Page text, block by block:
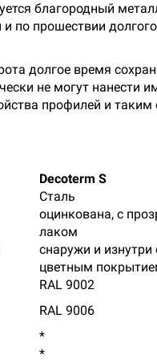
благородный
по прошествии
долгое время
не могут нанести
профилей и
Decoterm S
Сталь
оцинкована, с
лаком
снаружи и
цветным
RAL 9002
RAL 9006
*
*